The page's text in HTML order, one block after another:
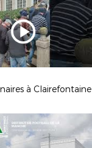
à Clairefontaine